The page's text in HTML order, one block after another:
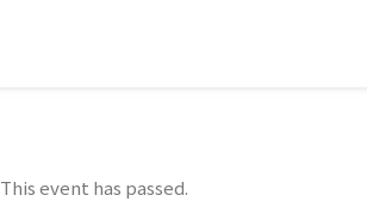
This event has passed.